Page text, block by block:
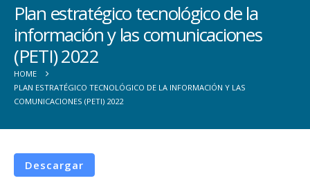
Plan estratégico tecnológico de la
información y las comunicaciones
(PETI) 2022
HOME
PLAN ESTRATÉGICO TECNOLÓGICO DE LA INFORMACIÓN Y LAS
COMUNICACIONES (PETI) 2022
Descargar